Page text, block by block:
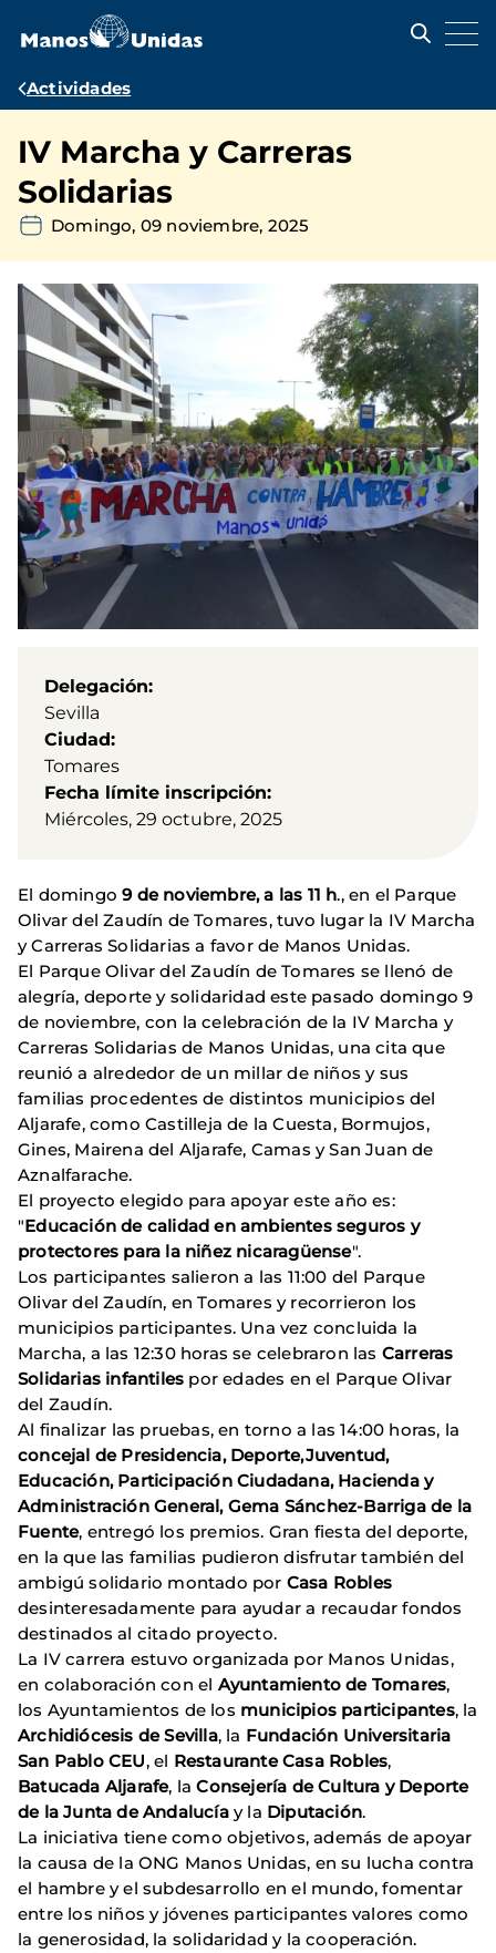
contenido
Ruta
navegación
Actividades
IV Marcha y Carreras
Solidarias
Domingo, 09 noviembre, 2025
Delegación
Sevilla
Ciudad
Tomares
Fecha límite inscripción
Miércoles, 29 octubre, 2025
El domingo9 de noviembre, a las 11 h., en el Parque
Olivar del Zaudín de Tomares, tuvo lugar la IV Marcha
y Carreras Solidarias a favor de Manos Unidas.
El Parque Olivar del Zaudín de Tomares se llenó de
alegría, deporte y solidaridad este pasado domingo 9
de noviembre, con la celebración de la IV Marcha y
Carreras Solidarias de Manos Unidas, una cita que
reunió a alrededor de un millar de niños y sus
familias procedentes de distintos municipios del
Aljarafe, como Castilleja de la Cuesta, Bormujos,
Gines, Mairena del Aljarafe, Camas y San Juan de
Aznalfarache.
El proyecto elegido para apoyar este año es:
"Educación de calidad en ambientes seguros y
protectores para la niñez nicaragüense".
Los participantes salieron a las 11:00 del Parque
Olivar del Zaudín, en Tomares y recorrieron los
municipios participantes. Una vez concluida la
Marcha, a las 12:30 horas se celebraron las Carreras
Solidarias infantiles por edades en el Parque Olivar
del Zaudín.
Al finalizar las pruebas, en torno a las 14:00 horas, la
concejal de Presidencia, Deporte,Juventud,
Educación, Participación Ciudadana, Hacienda y
Administración General, Gema Sánchez-Barriga de la
Fuente, entregó los premios. Gran fiesta del deporte,
en la que las familias pudieron disfrutar también del
ambigú solidario montado por Casa Robles
desinteresadamente para ayudar a recaudar fondos
destinados al citado proyecto.
La IV carrera estuvo organizada por Manos Unidas,
en colaboración con el Ayuntamiento de Tomares,
los Ayuntamientos de los municipios participantes, la
Archidiócesis de Sevilla, la Fundación Universitaria
San Pablo CEU, el Restaurante Casa Robles,
Batucada Aljarafe, laConsejería de Cultura y Deporte
de la Junta de Andalucíay la Diputación.
La iniciativa tiene como objetivos, además de apoyar
la causa de la ONG Manos Unidas, en su lucha contra
el hambre y el subdesarrollo en el mundo, fomentar
entre los niños y jóvenes participantes valores como
la generosidad, la solidaridad y la cooperación.